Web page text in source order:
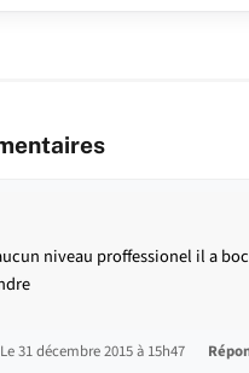
niveau proffessionel il a
Le 31 décembre 2015 à 15h47